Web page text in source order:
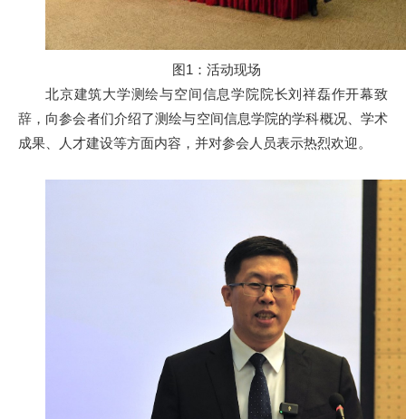
图1：活动现场
北京建筑大学测绘与空间信息学院院长刘祥磊作开幕致
辞，向参会者们介绍了测绘与空间信息学院的学科概况、学术
成果、人才建设等方面内容，并对参会人员表示热烈欢迎。